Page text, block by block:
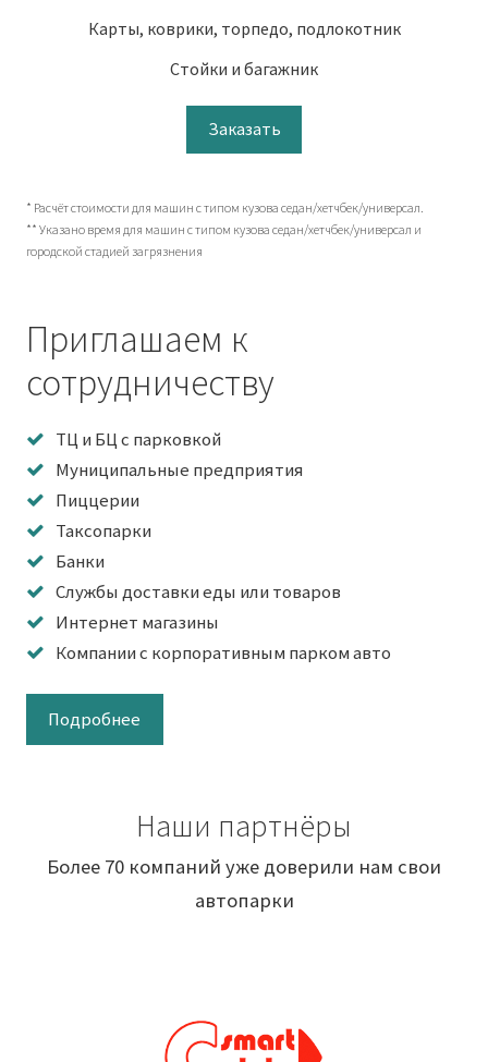
Карты, коврики, торпедо, подлокотник
Стойки и багажник
Заказать
* Расчёт стоимости для машин с типом кузова седан/хетчбек/универсал.
** Указано время для машин с типом кузова седан/хетчбек/универсал и
городской стадией загрязнения
Приглашаем к
сотрудничеству
ТЦ и БЦ с парковкой
Муниципальные предприятия
Пиццерии
Таксопарки
Банки
Службы доставки еды или товаров
Интернет магазины
Компании с корпоративным парком авто
Подробнее
Наши партнёры
Более 70 компаний уже доверили нам свои
автопарки